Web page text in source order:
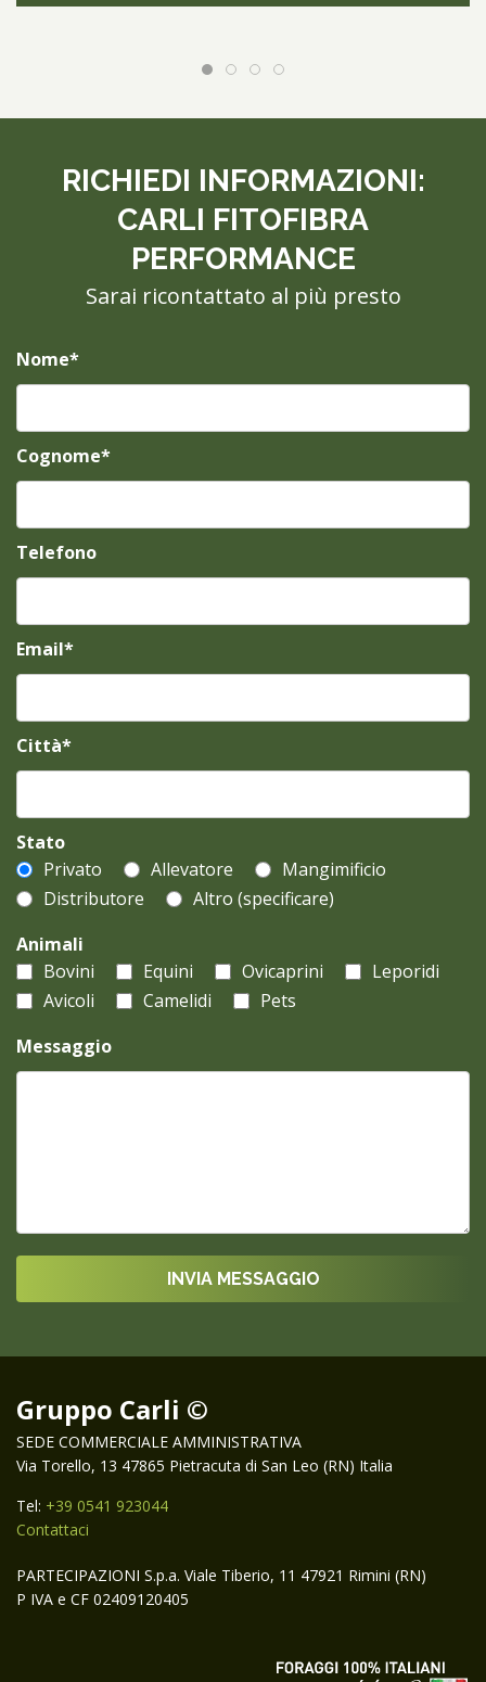
RICHIEDI INFORMAZIONI:
CARLI FITOFIBRA
PERFORMANCE
Sarai ricontattato al più presto
Nome*
Cognome*
Telefono
Email*
Città*
Stato
Privato
Allevatore
Mangimificio
Distributore
Altro (specificare)
Animali
Bovini
Equini Ovicaprini
Leporidi
Avicoli
Camelidi
Pets
Messaggio
Gruppo Carli ©
SEDE COMMERCIALE AMMINISTRATIVA
Via Torello, 13 47865 Pietracuta di San Leo (RN) Italia
Tel: +39 0541 923044
Contattaci
PARTECIPAZIONI S.p.a. Viale Tiberio, 11 47921 Rimini (RN)
P IVA e CF 02409120405